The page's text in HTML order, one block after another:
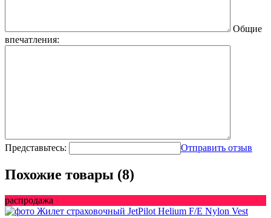
Общие
впечатления:
Представьтесь: Отправить отзыв
Похожие товары (8)
распродажа